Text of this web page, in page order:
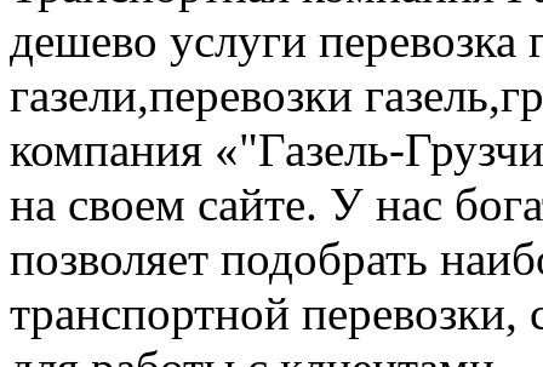
дешево услуги перевозка
газели,перевозки
компания «"Газель-
на своем сайте. У нас
позволяет подобрать
транспортной